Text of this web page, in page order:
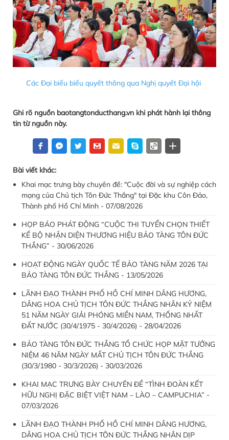
Các Đại biểu biểu quyết thông qua Nghị quyết Đại hội
Ghi rõ nguồn baotangtonducthang.vn khi phát hành lại thông
tin từ nguồn này.
Bài viết khác:
Khai mạc trưng bày chuyên đề: "Cuộc đời và sự nghiệp cách
mạng của Chủ tịch Tôn Đức Thắng" tại Đặc khu Côn Đảo,
Thành phố Hồ Chí Minh - 07/08/2026
HỌP BÁO PHÁT ĐỘNG “CUỘC THI TUYỂN CHỌN THIẾT
KẾ BỘ NHẬN DIỆN THƯƠNG HIỆU BẢO TÀNG TÔN ĐỨC
THẮNG” - 30/06/2026
HOẠT ĐỘNG NGÀY QUỐC TẾ BẢO TÀNG NĂM 2026 TẠI
BẢO TÀNG TÔN ĐỨC THẮNG - 13/05/2026
LÃNH ĐẠO THÀNH PHỐ HỒ CHÍ MINH DÂNG HƯƠNG,
DÂNG HOA CHỦ TỊCH TÔN ĐỨC THẮNG NHÂN KỶ NIỆM
51 NĂM NGÀY GIẢI PHÓNG MIỀN NAM, THỐNG NHẤT
ĐẤT NƯỚC (30/4/1975 - 30/4/2026) - 28/04/2026
BẢO TÀNG TÔN ĐỨC THẮNG TỔ CHỨC HỌP MẶT TƯỞNG
NIỆM 46 NĂM NGÀY MẤT CHỦ TỊCH TÔN ĐỨC THẮNG
(30/3/1980 - 30/3/2026) - 30/03/2026
KHAI MẠC TRƯNG BÀY CHUYÊN ĐỀ “TÌNH ĐOÀN KẾT
HỮU NGHỊ ĐẶC BIỆT VIỆT NAM – LÀO – CAMPUCHIA” -
07/03/2026
LÃNH ĐẠO THÀNH PHỐ HỒ CHÍ MINH DÂNG HƯƠNG,
DÂNG HOA CHỦ TỊCH TÔN ĐỨC THẮNG NHÂN DỊP